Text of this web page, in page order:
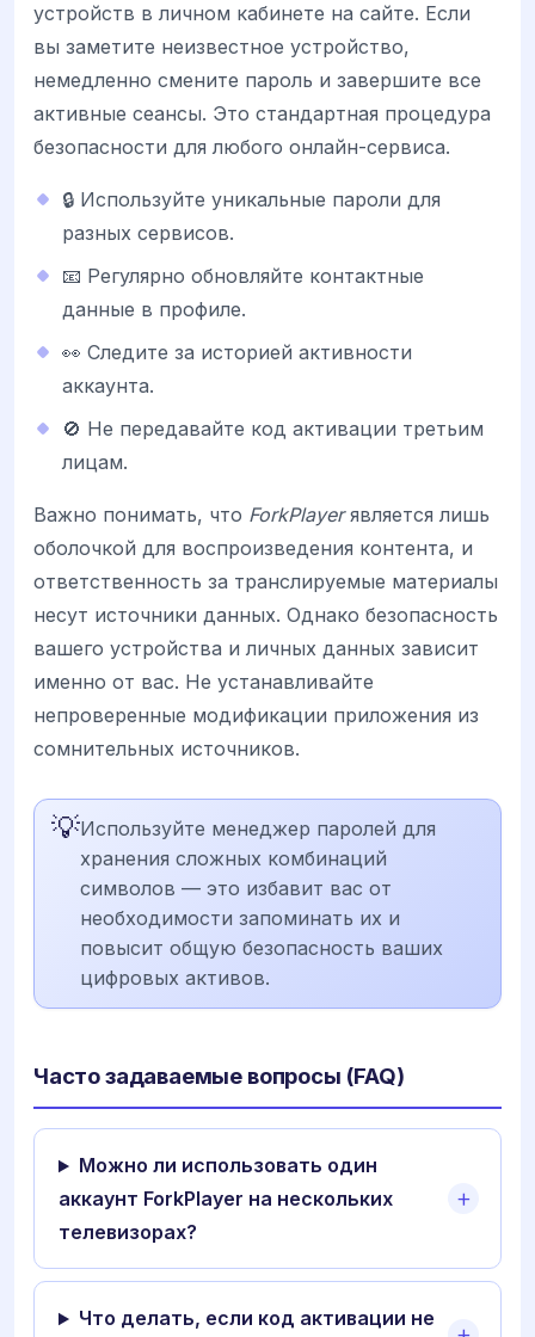
устройств в личном кабинете на сайте. Если
вы заметите неизвестное устройство,
немедленно смените пароль и завершите все
активные сеансы. Это стандартная процедура
безопасности для любого онлайн-сервиса.
🔒 Используйте уникальные пароли для
разных сервисов.
📧 Регулярно обновляйте контактные
данные в профиле.
👀 Следите за историей активности
аккаунта.
🚫 Не передавайте код активации третьим
лицам.
Важно понимать, что ForkPlayerявляется лишь
оболочкой для воспроизведения контента, и
ответственность за транслируемые материалы
несут источники данных. Однако безопасность
вашего устройства и личных данных зависит
именно от вас. Не устанавливайте
непроверенные модификации приложения из
сомнительных источников.
💡Используйте менеджер паролей для
хранения сложных комбинаций
символов — это избавит вас от
необходимости запоминать их и
повысит общую безопасность ваших
цифровых активов.
Часто задаваемые вопросы (FAQ)
Можно ли использовать один
аккаунт ForkPlayer на нескольких
телевизорах?
Что делать, если код активации не